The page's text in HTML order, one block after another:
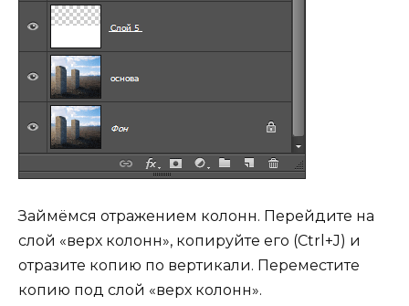
Займёмся отражением колонн. Перейдите на
слой «верх колонн», копируйте его (Ctrl+J) и
отразите копию по вертикали. Переместите
копию под слой «верх колонн».